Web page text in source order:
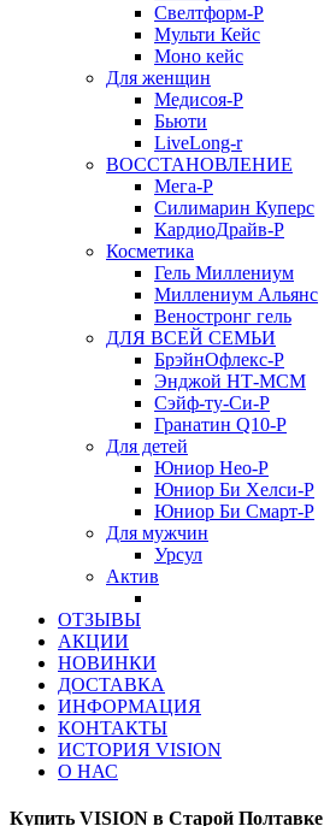
Свелтформ-Р
Мульти Кейс
Моно кейс
Для женщин
Медисоя-Р
Бьюти
LiveLong-r
ВОССТАНОВЛЕНИЕ
Мега-Р
Силимарин Куперс
КардиоДрайв-Р
Косметика
Гель Миллениум
Миллениум Альянс
Веностронг гель
ДЛЯ ВСЕЙ СЕМЬИ
БрэйнОфлекс-Р
Энджой НТ-МСМ
Сэйф-ту-Си-Р
Гранатин Q10-Р
Для детей
Юниор Нео-Р
Юниор Би Хелси-Р
Юниор Би Смарт-Р
Для мужчин
Урсул
Актив
ОТЗЫВЫ
АКЦИИ
НОВИНКИ
ДОСТАВКА
ИНФОРМАЦИЯ
КОНТАКТЫ
ИСТОРИЯ VISION
О НАС
Купить VISION в Старой Полтавке